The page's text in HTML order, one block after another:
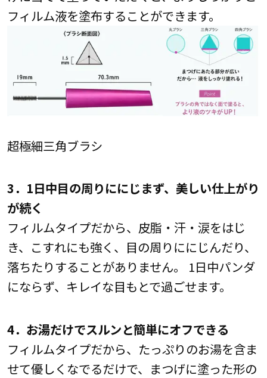
フィルム液を塗布することができます。
超極細三角ブラシ
3．1日中目の周りににじまず、美しい仕上がり
が続く
フィルムタイプだから、皮脂・汗・涙をはじ
き、こすれにも強く、目の周りににじんだり、
落ちたりすることがありません。 1日中パンダ
にならず、キレイな目もとで過ごせます。
4．お湯だけでスルンと簡単にオフできる
フィルムタイプだから、たっぷりのお湯を含ま
せて優しくなでるだけで、まつげに塗った形の